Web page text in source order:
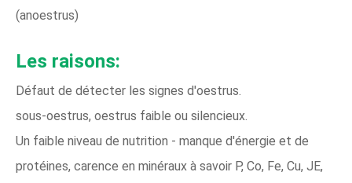
(anoestrus)
Les raisons:
Défaut de détecter les signes d'oestrus.
sous-oestrus, oestrus faible ou silencieux.
Un faible niveau de nutrition - manque d'énergie et de
protéines, carence en minéraux à savoir P, Co, Fe, Cu, JE,